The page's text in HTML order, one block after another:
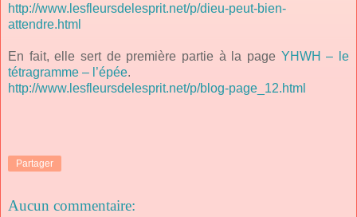
http://www.lesfleursdelesprit.net/p/dieu-peut-bien-
attendre.html
En fait, elle sert de première partie à la page YHWH – le
tétragramme – l’épée.
http://www.lesfleursdelesprit.net/p/blog-page_12.html
Partager
Aucun commentaire: